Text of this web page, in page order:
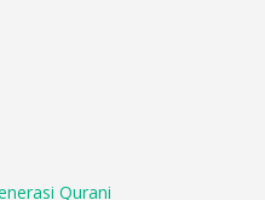
Qurani